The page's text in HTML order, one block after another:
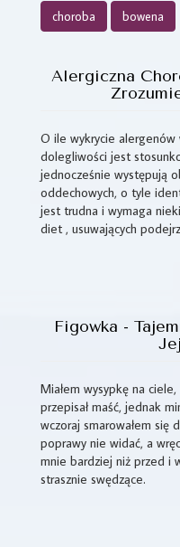
choroba bowena
Alergiczna
O ile wykrycie alergenów
dolegliwości jest
jednocześnie występują
oddechowych, o tyle
jest trudna i wymaga
diet , usuwających
Figowka -
Miałem wysypkę na
przepisał maść, jednak
wczoraj smarowałem się
poprawy nie widać, a
mnie bardziej niż przed i
strasznie swędzące.